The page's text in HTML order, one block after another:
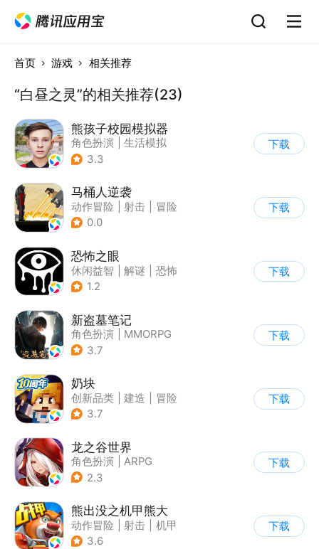
首页 游戏 相关推荐
“白昼之灵”的相关推荐(23)
熊孩子校园模拟器
角色扮演
生活模拟
| 写实
3.3
下载
马桶人逆袭
动作冒险 射击
冒险
| 像素风
0.0
下载
恐怖之眼
休闲益智 解谜
恐怖
| 单机
1.2
下载
新盗墓笔记
角色扮演
MMORPG
| 冒险
3.7
下载
奶块
创新品类 建造
冒险
| 开放世界
3.7
下载
龙之谷世界
角色扮演
ARPG
| 奇幻
2.3
下载
熊出没之机甲熊大
动作冒险 射击
机甲
| 熊出没
3.6
下载